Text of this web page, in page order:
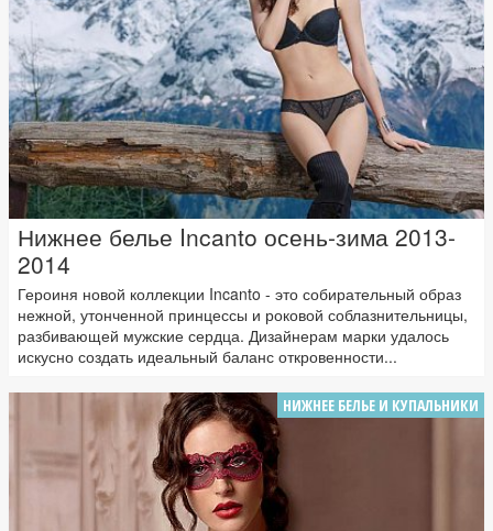
Нижнее белье Incanto осень-зима 2013-
2014
Героиня новой коллекции Incanto - это собирательный образ
нежной, утонченной принцессы и роковой соблазнительницы,
разбивающей мужские сердца. Дизайнерам марки удалось
искусно создать идеальный баланс откровенности...
НИЖНЕЕ БЕЛЬЕ И КУПАЛЬНИКИ